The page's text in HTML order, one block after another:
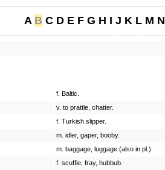
A B C D E F G H I J K L M N
f. Baltic.
v. to prattle, chatter.
f. Turkish slipper.
m. idler, gaper, booby.
m. baggage, luggage (also in pl.).
f. scuffie, fray, hubbub.